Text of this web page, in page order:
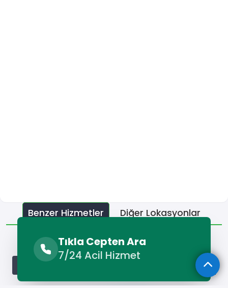
Tıkla Cepten Ara
7/24 Acil Hizmet
Benzer Hizmetler Diğer Lokasyonlar
Benzer Hizmetler